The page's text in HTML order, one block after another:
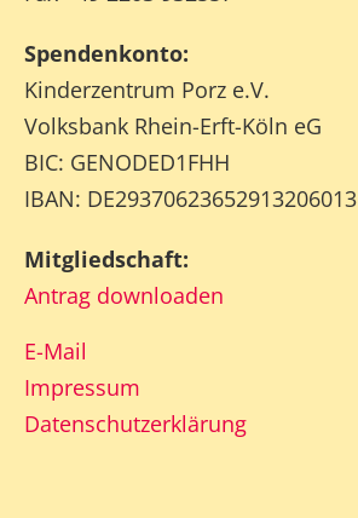
Spendenkonto:
Kinderzentrum Porz e.V.
Volksbank Rhein-Erft-Köln eG
BIC: GENODED1FHH
IBAN: DE29370623652913206013
Mitgliedschaft:
Antrag downloaden
E-Mail
Impressum
Datenschutzerklärung